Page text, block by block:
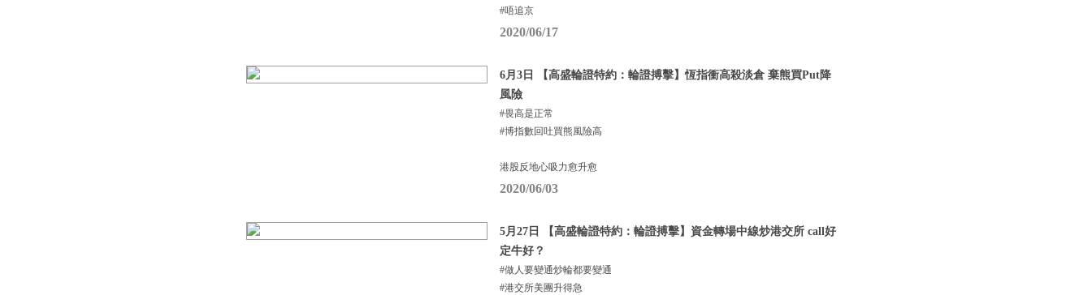
#唔追京
2020/06/17
6月3日 【高盛輪證特約：輪證搏擊】恆指衝高殺淡倉 棄熊買Put降
風險
#畏高是正常
#博指數回吐買熊風險高
港股反地心吸力愈升愈
2020/06/03
5月27日 【高盛輪證特約：輪證搏擊】資金轉場中線炒港交所 call好
定牛好？
#做人要變通炒輪都要變通
#港交所美團升得急